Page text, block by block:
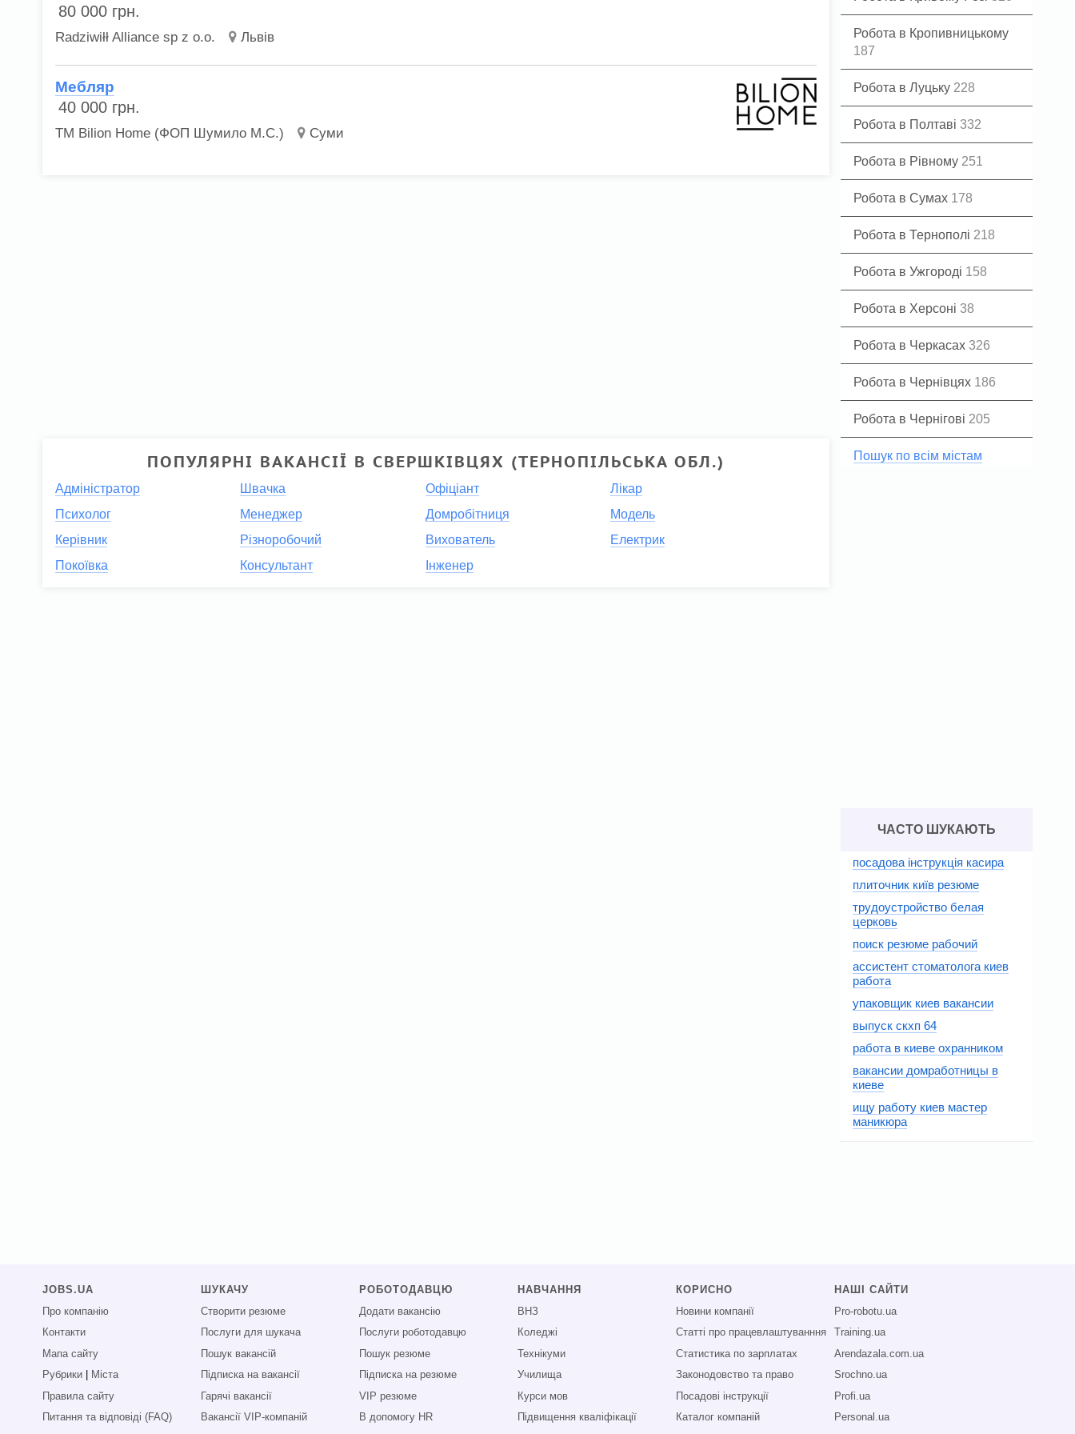
80 000 грн.
Radziwiłł Alliance sp z o.o. Львів
Мебляр
40 000 грн.
ТМ Bilion Home (ФОП Шумило М.С.) Суми
ПОПУЛЯРНІ ВАКАНСІЇ В СВЕРШКІВЦЯХ (ТЕРНОПІЛЬСЬКА ОБЛ.)
Адміністратор Швачка Офіціант
Лікар
Психолог
Менеджер Домробітниця
Модель
Керівник
Різноробочий Вихователь
Електрик
Покоївка
Консультант Інженер
Робота в Кропивницькому
187
Робота в Луцьку 228
Робота в Полтаві 332
Робота в Рівному 251
Робота в Сумах 178
Робота в Тернополі 218
Робота в Ужгороді 158
Робота в Херсоні 38
Робота в Черкасах 326
Робота в Чернівцях 186
Робота в Чернігові 205
Пошук по всім містам
ЧАСТО ШУКАЮТЬ
посадова інструкція касира
плиточник київ резюме
трудоустройство белая
церковь
поиск резюме рабочий
ассистент стоматолога киев
работа
упаковщик киев вакансии
выпуск скхп 64
работа в киеве охранником
вакансии домработницы в
киеве
ищу работу киев мастер
маникюра
JOBS.UA
Про компанію
Контакти
Мапа сайту
Рубрики
Міста
Правила сайту
Питання та відповіді (FAQ)
ШУКАЧУ
Створити резюме
Послуги для шукача
Пошук вакансій
Підписка на вакансії
Гарячі вакансії
Вакансії VIP-компаній
РОБОТОДАВЦЮ
Додати вакансію
Послуги роботодавцю
Пошук резюме
Підписка на резюме
VIP резюме
В допомогу HR
НАВЧАННЯ
ВНЗ
Коледжі
Технікуми
Училища
Курси мов
Підвищення кваліфікації
КОРИСНО
Новини компанії
Статті про працевлаштуванння
Статистика по зарплатах
Законодовство та право
Посадові інструкції
Каталог компаній
НАШІ САЙТИ
Pro-robotu.ua
Training.ua
Arendazala.com.ua
Srochno.ua
Profi.ua
Personal.ua